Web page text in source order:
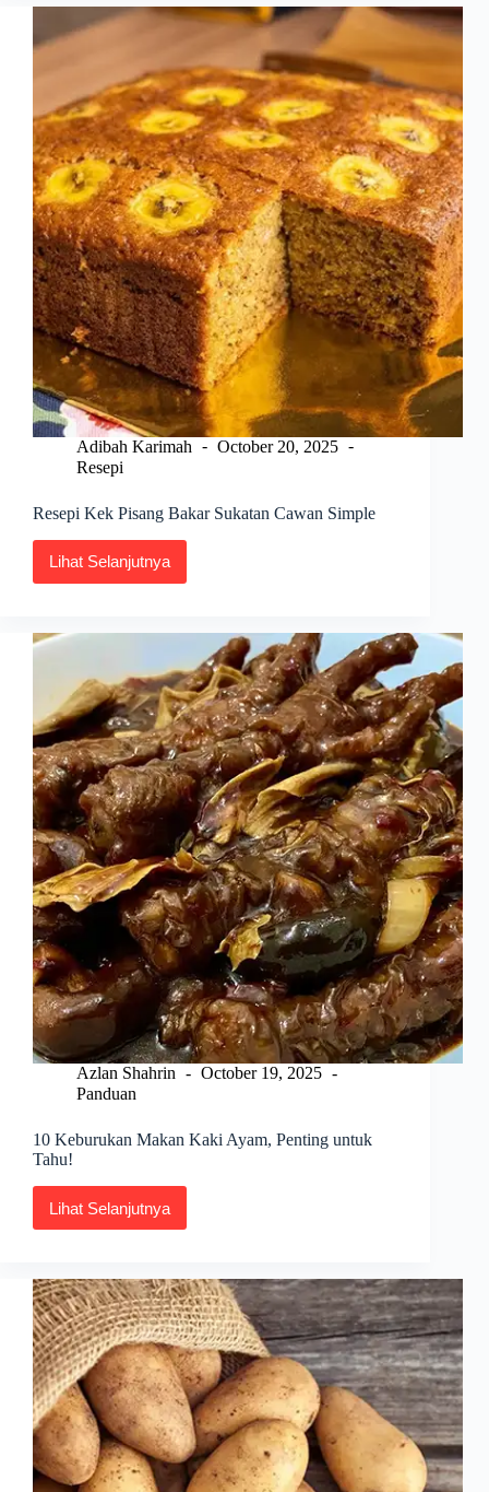
Hari
Mentah
&
Kupas
Adibah Karimah
October 20, 2025
Resepi
Resepi Kek Pisang Bakar Sukatan Cawan Simple
Lihat Selanjutnya
Resepi
Kek
Simple
Azlan Shahrin
October 19, 2025
Panduan
10 Keburukan Makan Kaki Ayam, Penting untuk
Tahu!
Lihat Selanjutnya
10
Keburukan
Ayam,
Penting
untuk
Tahu!